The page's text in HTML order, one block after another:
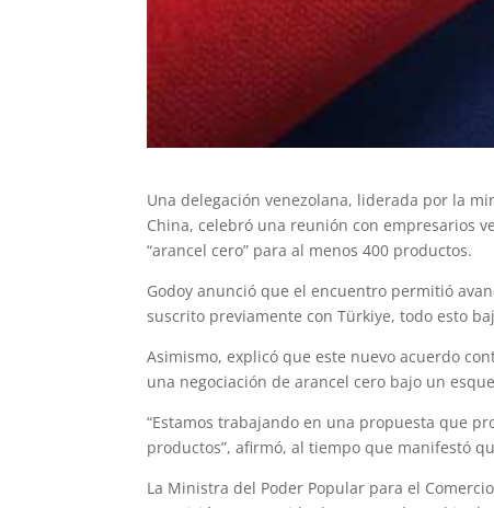
Una delegación venezolana, liderada por la
China, celebró una reunión con empresarios
“arancel cero” para al menos 400 productos.
Godoy anunció que el encuentro permitió
suscrito previamente con Türkiye, todo esto
Asimismo, explicó que este nuevo acuerdo
una negociación de arancel cero bajo un
“Estamos trabajando en una propuesta que
productos”, afirmó, al tiempo que manifestó
La Ministra del Poder Popular para el